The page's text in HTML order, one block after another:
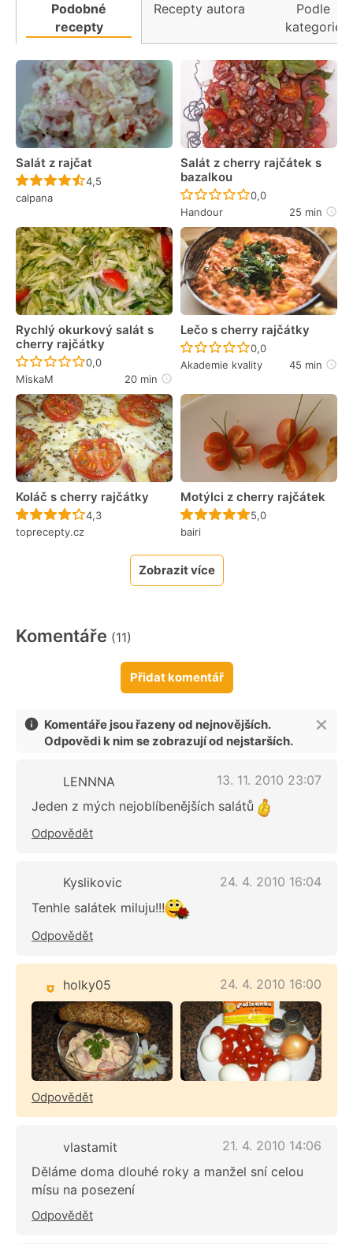
Podobné
recepty
Recepty autora
Podle
kategorie
Salát z rajčat
Recept ještě nebyl hodnocen
4,5
calpana
Salát z cherry rajčátek s
bazalkou
Recept ještě nebyl
0,0
Handour
25 min
Rychlý okurkový salát s
cherry rajčátky
Recept ještě nebyl hodnocen
0,0
MiskaM
20 min
Lečo s cherry rajčátky
Recept ještě nebyl
0,0
Akademie kvality
45 min
Koláč s cherry rajčátky
Recept ještě nebyl hodnocen
4,3
toprecepty.cz
Motýlci z cherry rajčátek
Recept ještě nebyl
5,0
bairi
Zobrazit více
Komentáře (11)
Přidat komentář
Komentáře jsou řazeny od nejnovějších.
Odpovědi k nim se zobrazují od nejstarších.
LENNNA
13. 11. 2010 23:07
Jeden z mých nejoblíbenějších salátů
Odpovědět
Kyslikovic
24. 4. 2010 16:04
Tenhle salátek miluju!!!
Odpovědět
holky05 24. 4. 2010 16:00
Odpovědět
vlastamit
21. 4. 2010 14:06
Děláme doma dlouhé roky a manžel sní celou
mísu na posezení
Odpovědět